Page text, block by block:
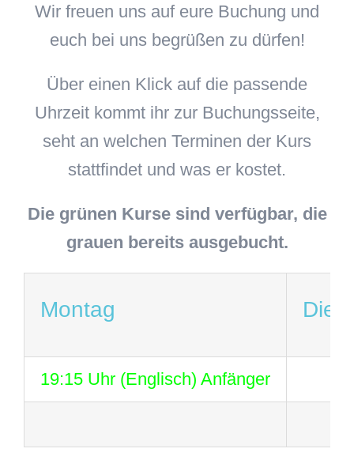
Wir freuen uns auf eure Buchung und
euch bei uns begrüßen zu dürfen!
Über einen Klick auf die passende
Uhrzeit kommt ihr zur Buchungsseite,
seht an welchen Terminen der Kurs
stattfindet und was er kostet.
Die grünen Kurse sind verfügbar, die
grauen bereits ausgebucht.
Montag
19:15 Uhr (Englisch) Anfänger